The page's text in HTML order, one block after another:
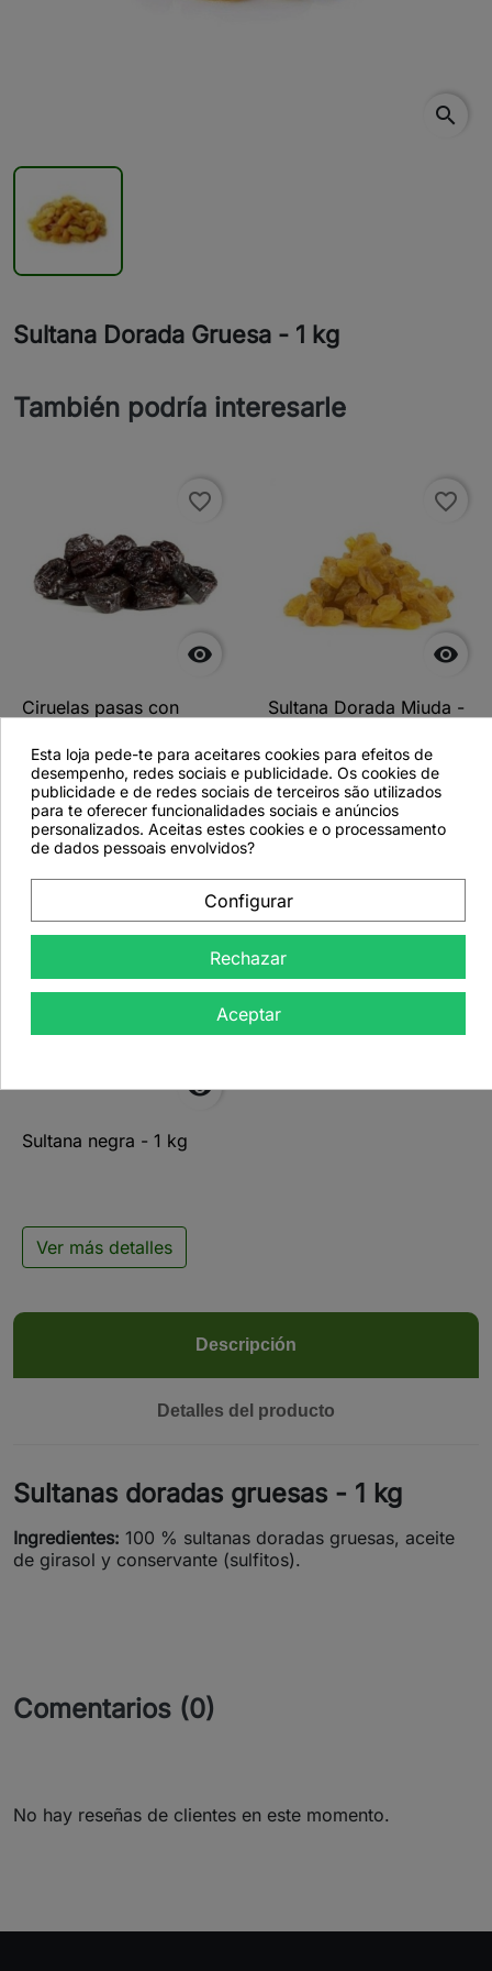
search
Sultana Dorada Gruesa - 1 kg
También podría interesarle

favorite_border
Ciruelas pasas con
Ver más detalles

favorite_border
Sultana Dorada Miuda -
Ver más detalles

favorite_border
Sultana negra - 1 kg
Ver más detalles
Descripción
Detalles del producto
Sultanas doradas gruesas - 1 kg
Ingredientes: 100 % sultanas doradas gruesas, aceite
de girasol y conservante (sulfitos).
Comentarios (0)
No hay reseñas de clientes en este momento.
Esta loja pede-te para aceitares cookies para efeitos de
desempenho, redes sociais e publicidade. Os cookies de
publicidade e de redes sociais de terceiros são utilizados
para te oferecer funcionalidades sociais e anúncios
personalizados. Aceitas estes cookies e o processamento
de dados pessoais envolvidos?
Configurar
Rechazar
Aceptar